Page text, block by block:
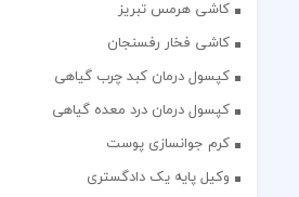
کاشی هرمس تبریز
کاشی فخار رفسنجان
کپسول درمان کبد چرب گیاهی
کپسول درمان درد معده گیاهی
کرم جوانسازی پوست
وکیل پایه یک دادگستری